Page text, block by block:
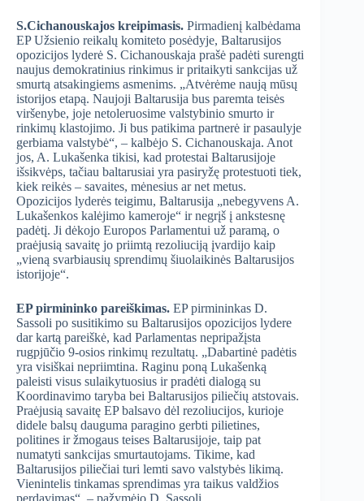
S.Cichanouskajos kreipimasis. Pirmadienį kalbėdama
EP Užsienio reikalų komiteto posėdyje, Baltarusijos
opozicijos lyderė S. Cichanouskaja prašė padėti surengti
naujus demokratinius rinkimus ir pritaikyti sankcijas už
smurtą atsakingiems asmenims. „Atvėrėme naują mūsų
istorijos etapą. Naujoji Baltarusija bus paremta teisės
viršenybe, joje netoleruosime valstybinio smurto ir
rinkimų klastojimo. Ji bus patikima partnerė ir pasaulyje
gerbiama valstybė“, – kalbėjo S. Cichanouskaja. Anot
jos, A. Lukašenka tikisi, kad protestai Baltarusijoje
išsikvėps, tačiau baltarusiai yra pasiryžę protestuoti tiek,
kiek reikės – savaites, mėnesius ar net metus.
Opozicijos lyderės teigimu, Baltarusija „nebegyvens A.
Lukašenkos kalėjimo kameroje“ ir negrįš į ankstesnę
padėtį. Ji dėkojo Europos Parlamentui už paramą, o
praėjusią savaitę jo priimtą rezoliuciją įvardijo kaip
„vieną svarbiausių sprendimų šiuolaikinės Baltarusijos
istorijoje“.
EP pirmininko pareiškimas. EP pirmininkas D.
Sassoli po susitikimo su Baltarusijos opozicijos lydere
dar kartą pareiškė, kad Parlamentas nepripažįsta
rugpjūčio 9-osios rinkimų rezultatų. „Dabartinė padėtis
yra visiškai nepriimtina. Raginu poną Lukašenką
paleisti visus sulaikytuosius ir pradėti dialogą su
Koordinavimo taryba bei Baltarusijos piliečių atstovais.
Praėjusią savaitę EP balsavo dėl rezoliucijos, kurioje
didele balsų dauguma paragino gerbti pilietines,
politines ir žmogaus teises Baltarusijoje, taip pat
numatyti sankcijas smurtautojams. Tikime, kad
Baltarusijos piliečiai turi lemti savo valstybės likimą.
Vienintelis tinkamas sprendimas yra taikus valdžios